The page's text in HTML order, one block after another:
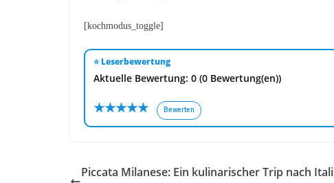
[kochmodus_toggle]
⭐ Leserbewertung
Aktuelle Bewertung: 0 (0 Bewertung(en))
★★★★★ Bewerten
Piccata Milanese: Ein kulinarischer Trip nach Itali